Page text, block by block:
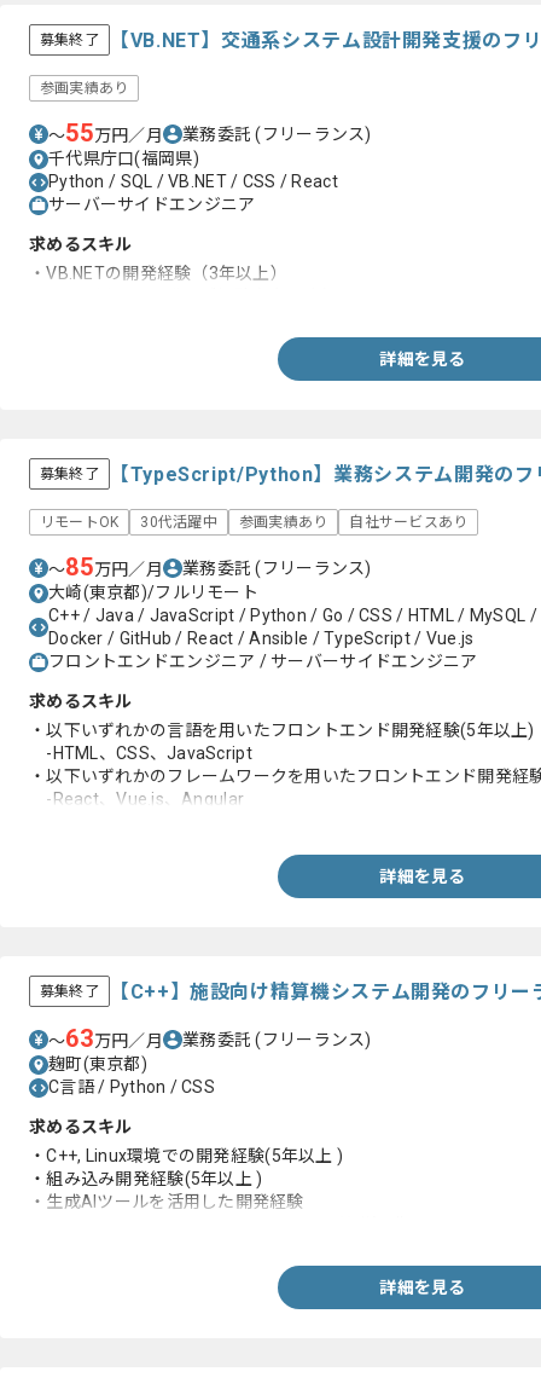
募集終了 【VB.NET】交通系システム設計開発支援のフ
参画実績あり
〜55万円／月 業務委託(フリーランス)
千代県庁口(福岡県)
Python / SQL / VB.NET / CSS / React
サーバーサイドエンジニア
求めるスキル
・VB.NETの開発経験（3年以上）
詳細を見る
募集終了 【TypeScript/Python】業務システム開発のフ
リモートOK 30代活躍中 参画実績あり 自社サービスあり
〜85万円／月 業務委託(フリーランス)
大崎(東京都)/フルリモート
C++ / Java / JavaScript / Python / Go / CSS / HTML / MySQL
Docker / GitHub / React / Ansible / TypeScript / Vue.js
フロントエンドエンジニア / サーバーサイドエンジニア
求めるスキル
・以下いずれかの言語を用いたフロントエンド開発経験(5年以上)
-HTML、CSS、JavaScript
・以下いずれかのフレームワークを用いたフロントエンド開発経
-React、Vue.js、Angular
詳細を見る
募集終了 【C++】施設向け精算機システム開発のフリ
〜63万円／月 業務委託(フリーランス)
麹町(東京都)
C言語 / Python / CSS
求めるスキル
・C++, Linux環境での開発経験(5年以上 )
・組み込み開発経験(5年以上 )
・生成AIツールを活用した開発経験
詳細を見る